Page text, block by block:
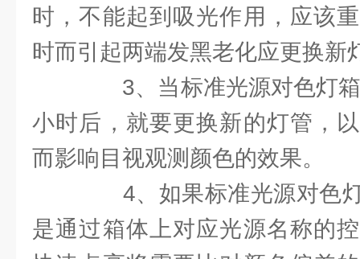
时，不能起到吸光作用，应该
时而引起两端发黑老化应更换新
3、当标准光源对色灯箱
小时后，就要更换新的灯管，
而影响目视观测颜色的效果。
4、如果标准光源对色灯
是通过箱体上对应光源名称的